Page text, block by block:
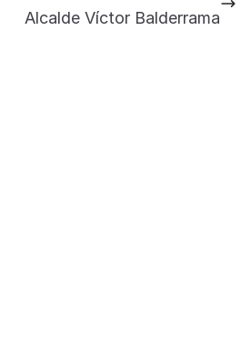
Alcalde Víctor Balderrama
y para el municipio